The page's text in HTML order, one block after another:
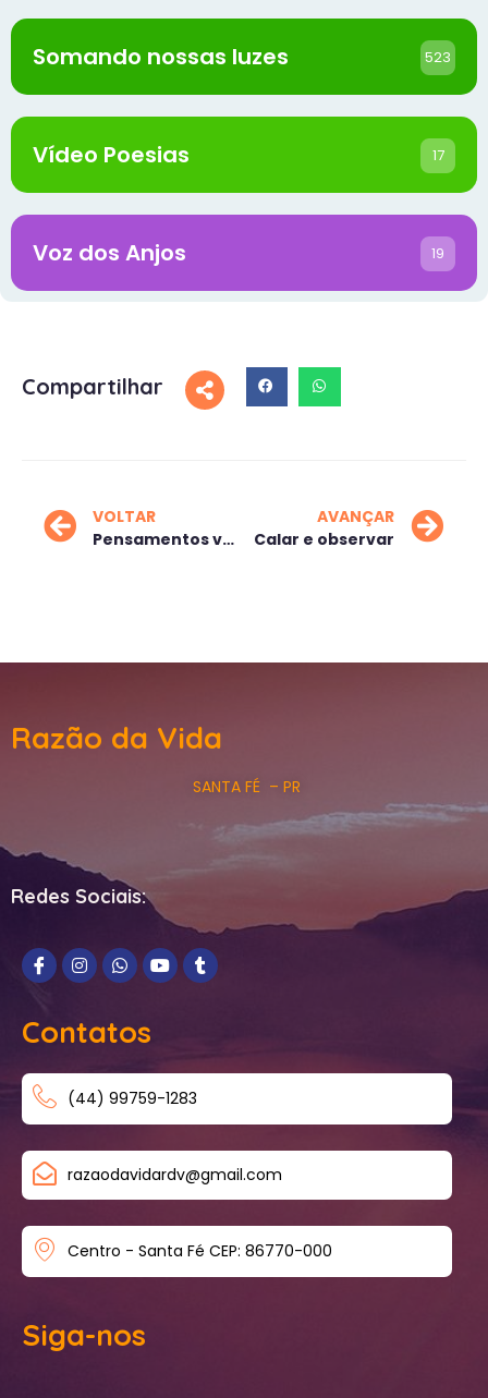
Somando nossas luzes 523
Vídeo Poesias 17
Voz dos Anjos 19
Compartilhar
VOLTAR
Pensamentos voláteis
AVANÇAR
Calar e observar
Razão da Vida
SANTA FÉ – PR
Redes Sociais:
Contatos
(44) 99759-1283
razaodavidardv@gmail.com
Centro - Santa Fé CEP: 86770-000
Siga-nos